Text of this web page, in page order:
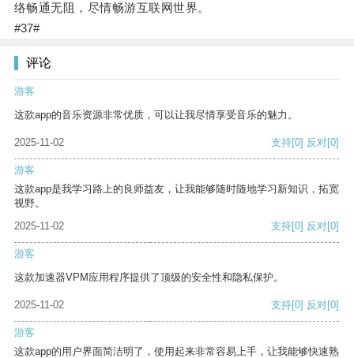
络畅通无阻，尽情畅游互联网世界。
#37#
评论
游客
这款app的音乐资源非常优质，可以让我尽情享受音乐的魅力。
2025-11-02 支持[0] 反对[0]
游客
这款app是我学习路上的良师益友，让我能够随时随地学习新知识，拓宽
视野。
2025-11-02
支持[0] 反对[0]
游客
这款加速器VPM应用程序提供了顶级的安全性和隐私保护。
2025-11-02 支持[0] 反对[0]
游客
这款app的用户界面简洁明了，使用起来非常容易上手，让我能够快速熟